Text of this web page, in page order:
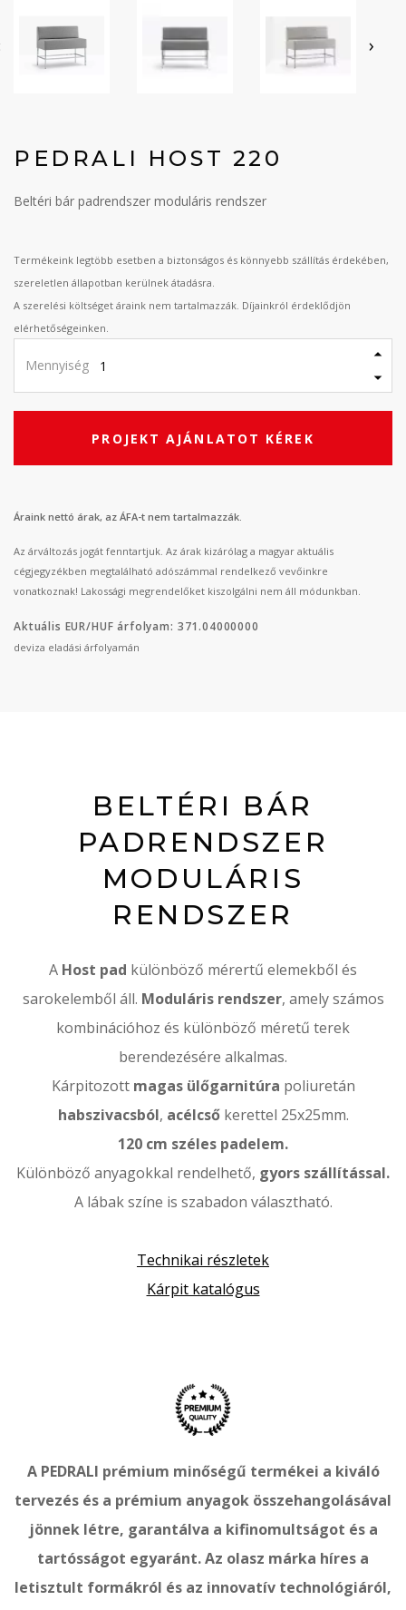
›
PEDRALI HOST 220
Beltéri bár padrendszer moduláris rendszer
Termékeink legtöbb esetben a biztonságos és könnyebb szállítás érdekében,
szereletlen állapotban kerülnek átadásra.
A szerelési költséget áraink nem tartalmazzák. Díjainkról érdeklődjön
elérhetőségeinken.
Mennyiség
PROJEKT AJÁNLATOT KÉREK
Áraink nettó árak, az ÁFA-t nem tartalmazzák.
Az árváltozás jogát fenntartjuk. Az árak kizárólag a magyar aktuális
cégjegyzékben megtalálható adószámmal rendelkező vevőinkre
vonatkoznak! Lakossági megrendelőket kiszolgálni nem áll módunkban.
Aktuális EUR/HUF árfolyam: 371.04000000
deviza eladási árfolyamán
BELTÉRI BÁR
PADRENDSZER
MODULÁRIS
RENDSZER
A Host pad különböző mérertű elemekből és
sarokelemből áll. Moduláris rendszer, amely számos
kombinációhoz és különböző méretű terek
berendezésére alkalmas.
Kárpitozottmagas ülőgarnitúra poliuretán
habszivacsból, acélcsőkerettel 25x25mm.
120 cm széles padelem.
Különböző anyagokkal rendelhető, gyors szállítással.
A lábak színe is szabadon választható.
Technikai részletek
Kárpit katalógus
A PEDRALI prémium minőségű termékei a kiváló
tervezés és a prémium anyagok összehangolásával
jönnek létre, garantálva a kifinomultságot és a
tartósságot egyaránt. Az olasz márka híres a
letisztult formákról és az innovatív technológiáról,